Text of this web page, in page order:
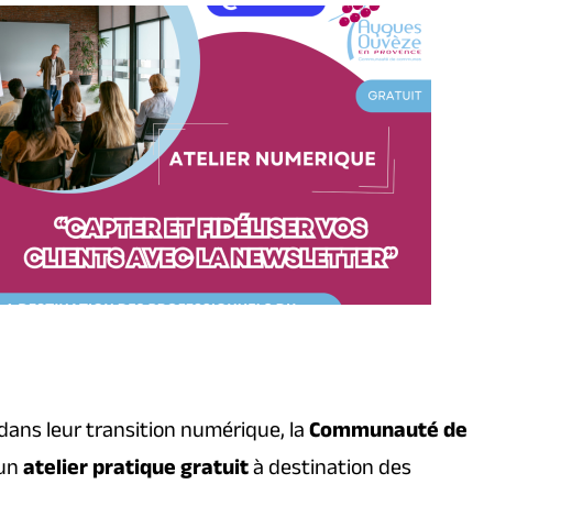
leur transition numérique, laCommunauté de
atelier pratique gratuità destination des